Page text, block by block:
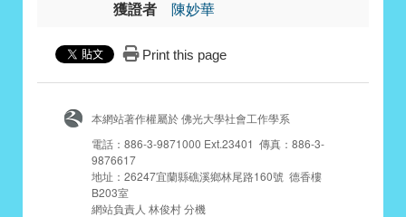
獲證者 陳妙華
Print this page
本網站著作權屬於 佛光大學社會工作學系
電話：886-3-9871000 Ext.23401 傳真：886-3-
9876617
地址：26247宜蘭縣礁溪鄉林尾路160號 德香樓
B203室
網站負責人 林俊村 分機